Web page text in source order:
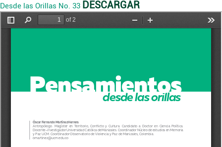
Desde las Orillas No. 33 DESCARGAR